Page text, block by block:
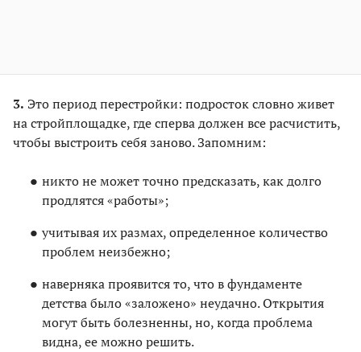
3. Это период перестройки: подросток словно живет
на стройплощадке, где сперва должен все расчистить,
чтобы выстроить себя заново. Запомним:
никто не может точно предсказать, как долго
продлятся «работы»;
учитывая их размах, определенное количество
проблем неизбежно;
наверняка проявится то, что в фундаменте
детства было «заложено» неудачно. Открытия
могут быть болезненны, но, когда проблема
видна, ее можно решить.